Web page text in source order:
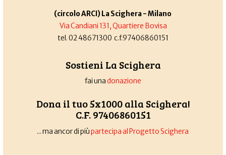
(circolo ARCI) La Scighera - Milano
Via Candiani 131, Quartiere Bovisa
tel. 02 48671300 c.f.97406860151
Sostieni La Scighera
fai unadonazione
Dona il tuo 5x1000 alla Scighera!
C.F. 97406860151
... ma ancor di piùpartecipa al Progetto Scighera